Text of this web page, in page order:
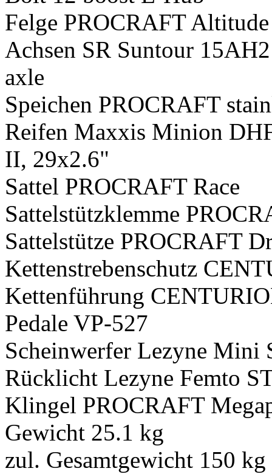
Felge PROCRAFT
Achsen SR Suntour
axle
Speichen PROCRAFT
Reifen Maxxis Minion
II, 29x2.6"
Sattel PROCRAFT Race
Sattelstützklemme
Sattelstütze PROCRAFT
Kettenstrebenschutz
Kettenführung
Pedale VP-527
Scheinwerfer Lezyne Mini
Rücklicht Lezyne Femto
Klingel PROCRAFT
Gewicht 25.1 kg
zul. Gesamtgewicht 150 kg